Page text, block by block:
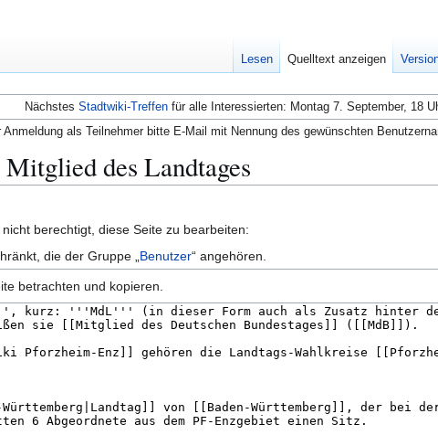
Nächstes Stadtwiki-Treffen für alle Interessierten: Montag 7. September, 18
Anmeldung als Teilnehmer bitte E-Mail mit Nennung des gewünschten
des Landtages
berechtigt, diese Seite zu bearbeiten:
die der Gruppe „Benutzer“ angehören.
betrachten und kopieren.
Lesen Quelltext anzeigen